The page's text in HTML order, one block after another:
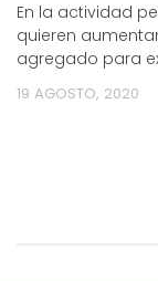
En la actividad
quieren
agregado para
19 AGOSTO, 2020